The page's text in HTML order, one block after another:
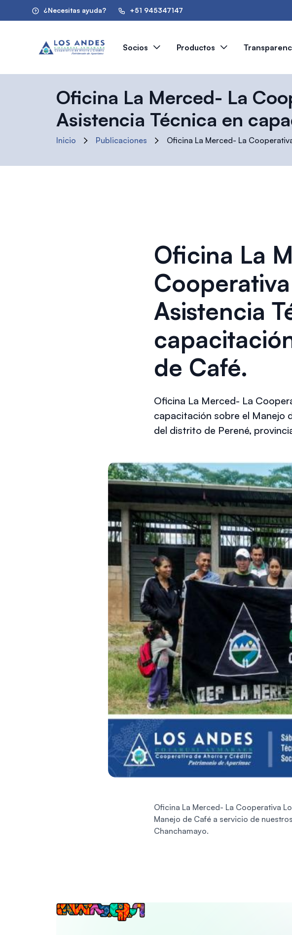
¿Necesitas ayuda? +51 945347147
Socios Productos
Oficina La Merced- La
Asistencia Técnica en
Inicio Publicaciones Oficina La Merced- La
Oficina La
Asistencia
de Café.
Oficina La Merced- La
capacitación sobre el Manejo
del distrito de Perené,
Oficina La Merced- La Cooperativa
Manejo de Café a servicio de
Chanchamayo.